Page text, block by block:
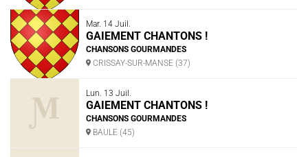
Mar. 14 Juil.
GAIEMENT CHANTONS !
CHANSONS GOURMANDES
CRISSAY-SUR-MANSE (37)
Lun. 13 Juil.
GAIEMENT CHANTONS !
CHANSONS GOURMANDES
BAULE (45)